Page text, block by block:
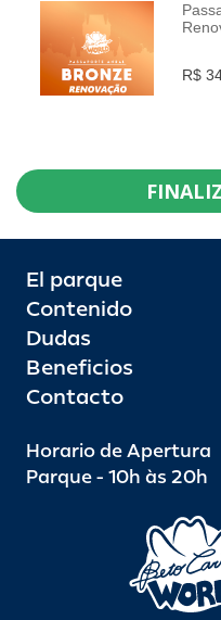
INFO
R$
El parque
Contenido
Dudas
Beneficios
Contacto
Horario de Apertura
Parque - 10h às 20h